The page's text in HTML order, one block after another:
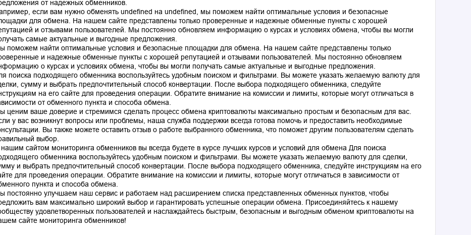
от надежных обменников.
если вам нужно обменять undefined на undefined, мы поможем найти оптимальные условия и безопасные
для обмена. На нашем сайте представлены только проверенные и надежные обменные пункты с хорошей
и отзывами пользователей. Мы постоянно обновляем информацию о курсах и условиях обмена, чтобы вы могли
самые актуальные и выгодные предложения.
поможем найти оптимальные условия и безопасные площадки для обмена. На нашем сайте представлены только
и надежные обменные пункты с хорошей репутацией и отзывами пользователей. Мы постоянно обновляем
о курсах и условиях обмена, чтобы вы могли получать самые актуальные и выгодные предложения.
поиска подходящего обменника воспользуйтесь удобным поиском и фильтрами. Вы можете указать желаемую валюту для
сумму и выбрать предпочтительный способ конвертации. После выбора подходящего обменника, следуйте
на его сайте для проведения операции. Обратите внимание на комиссии и лимиты, которые могут отличаться в
от обменного пункта и способа обмена.
ценим ваше доверие и стремимся сделать процесс обмена криптовалюты максимально простым и безопасным для вас.
у вас возникнут вопросы или проблемы, наша служба поддержки всегда готова помочь и предоставить необходимые
Вы также можете оставить отзыв о работе выбранного обменника, что поможет другим пользователям сделать
выбор.
сайтом мониторинга обменников вы всегда будете в курсе лучших курсов и условий для обмена Для поиска
обменника воспользуйтесь удобным поиском и фильтрами. Вы можете указать желаемую валюту для сделки,
и выбрать предпочтительный способ конвертации. После выбора подходящего обменника, следуйте инструкциям на его
для проведения операции. Обратите внимание на комиссии и лимиты, которые могут отличаться в зависимости от
пункта и способа обмена.
постоянно улучшаем наш сервис и работаем над расширением списка представленных обменных пунктов, чтобы
вам максимально широкий выбор и гарантировать успешные операции обмена. Присоединяйтесь к нашему
удовлетворенных пользователей и наслаждайтесь быстрым, безопасным и выгодным обменом криптовалюты на